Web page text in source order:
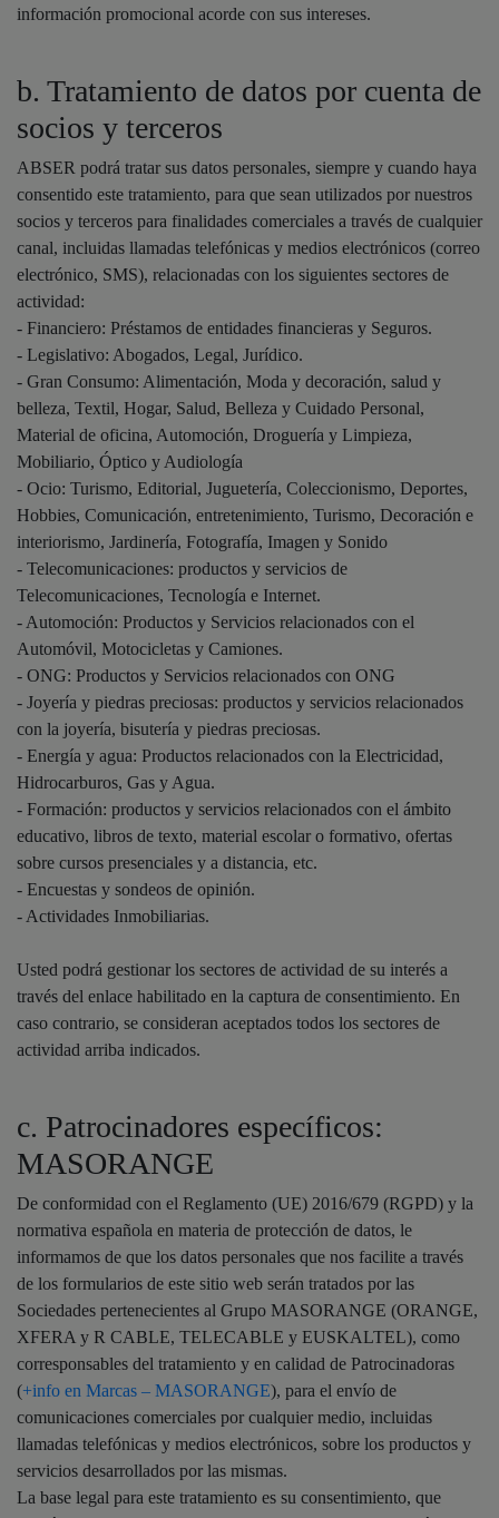
información promocional acorde con sus intereses.
b. Tratamiento de datos por cuenta de
socios y terceros
ABSER podrá tratar sus datos personales, siempre y cuando haya
consentido este tratamiento, para que sean utilizados por nuestros
socios y terceros para finalidades comerciales a través de cualquier
canal, incluidas llamadas telefónicas y medios electrónicos (correo
electrónico, SMS), relacionadas con los siguientes sectores de
actividad:
- Financiero: Préstamos de entidades financieras y Seguros.
- Legislativo: Abogados, Legal, Jurídico.
- Gran Consumo: Alimentación, Moda y decoración, salud y
belleza, Textil, Hogar, Salud, Belleza y Cuidado Personal,
Material de oficina, Automoción, Droguería y Limpieza,
Mobiliario, Óptico y Audiología
- Ocio: Turismo, Editorial, Juguetería, Coleccionismo, Deportes,
Hobbies, Comunicación, entretenimiento, Turismo, Decoración e
interiorismo, Jardinería, Fotografía, Imagen y Sonido
- Telecomunicaciones: productos y servicios de
Telecomunicaciones, Tecnología e Internet.
- Automoción: Productos y Servicios relacionados con el
Automóvil, Motocicletas y Camiones.
- ONG: Productos y Servicios relacionados con ONG
- Joyería y piedras preciosas: productos y servicios relacionados
con la joyería, bisutería y piedras preciosas.
- Energía y agua: Productos relacionados con la Electricidad,
Hidrocarburos, Gas y Agua.
- Formación: productos y servicios relacionados con el ámbito
educativo, libros de texto, material escolar o formativo, ofertas
sobre cursos presenciales y a distancia, etc.
- Encuestas y sondeos de opinión.
- Actividades Inmobiliarias.
Usted podrá gestionar los sectores de actividad de su interés a
través del enlace habilitado en la captura de consentimiento. En
caso contrario, se consideran aceptados todos los sectores de
actividad arriba indicados.
c. Patrocinadores específicos:
MASORANGE
De conformidad con el Reglamento (UE) 2016/679 (RGPD) y la
normativa española en materia de protección de datos, le
informamos de que los datos personales que nos facilite a través
de los formularios de este sitio web serán tratados por las
Sociedades pertenecientes al Grupo MASORANGE (ORANGE,
XFERA y R CABLE, TELECABLE y EUSKALTEL), como
corresponsables del tratamiento y en calidad de Patrocinadoras
(+info en Marcas – MASORANGE), para el envío de
comunicaciones comerciales por cualquier medio, incluidas
llamadas telefónicas y medios electrónicos, sobre los productos y
servicios desarrollados por las mismas.
La base legal para este tratamiento es su consentimiento, que